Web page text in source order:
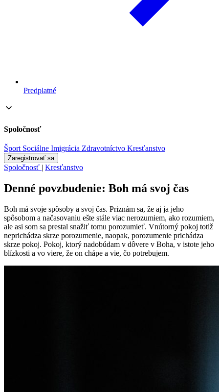
Predplatné
Spoločnosť
Šport Sociálne Imigrácia Zdravotníctvo Kresťanstvo
Zaregistrovať sa
Spoločnosť | Kresťanstvo
Denné povzbudenie: Boh má svoj čas
Boh má svoje spôsoby a svoj čas. Priznám sa, že aj ja jeho
spôsobom a načasovaniu ešte stále viac nerozumiem, ako rozumiem,
ale asi som sa prestal snažiť tomu porozumieť. Vnútorný pokoj totiž
neprichádza skrze porozumenie, naopak, porozumenie prichádza
skrze pokoj. Pokoj, ktorý nadobúdam v dôvere v Boha, v istote jeho
blízkosti a vo viere, že on chápe a vie, čo potrebujem.